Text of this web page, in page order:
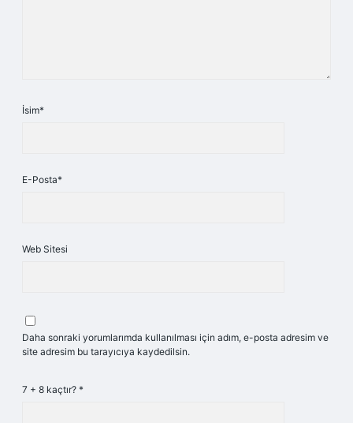
İsim*
E-Posta*
Web Sitesi
Daha sonraki yorumlarımda kullanılması için adım, e-posta adresim ve
site adresim bu tarayıcıya kaydedilsin.
7 + 8 kaçtır? *